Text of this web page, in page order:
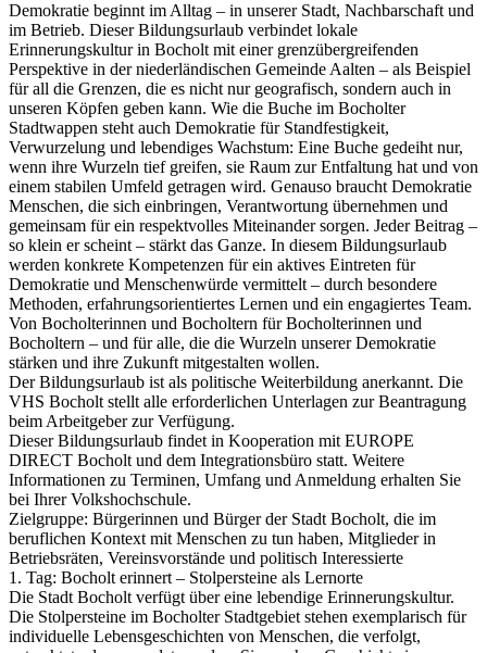
Demokratie beginnt im Alltag – in unserer Stadt, Nachbarschaft und
im Betrieb. Dieser Bildungsurlaub verbindet lokale
Erinnerungskultur in Bocholt mit einer grenzübergreifenden
Perspektive in der niederländischen Gemeinde Aalten – als Beispiel
für all die Grenzen, die es nicht nur geografisch, sondern auch in
unseren Köpfen geben kann. Wie die Buche im Bocholter
Stadtwappen steht auch Demokratie für Standfestigkeit,
Verwurzelung und lebendiges Wachstum: Eine Buche gedeiht nur,
wenn ihre Wurzeln tief greifen, sie Raum zur Entfaltung hat und von
einem stabilen Umfeld getragen wird. Genauso braucht Demokratie
Menschen, die sich einbringen, Verantwortung übernehmen und
gemeinsam für ein respektvolles Miteinander sorgen. Jeder Beitrag –
so klein er scheint – stärkt das Ganze. In diesem Bildungsurlaub
werden konkrete Kompetenzen für ein aktives Eintreten für
Demokratie und Menschenwürde vermittelt – durch besondere
Methoden, erfahrungsorientiertes Lernen und ein engagiertes Team.
Von Bocholterinnen und Bocholtern für Bocholterinnen und
Bocholtern – und für alle, die die Wurzeln unserer Demokratie
stärken und ihre Zukunft mitgestalten wollen.
Der Bildungsurlaub ist als politische Weiterbildung anerkannt. Die
VHS Bocholt stellt alle erforderlichen Unterlagen zur Beantragung
beim Arbeitgeber zur Verfügung.
Dieser Bildungsurlaub findet in Kooperation mit EUROPE
DIRECT Bocholt und dem Integrationsbüro statt. Weitere
Informationen zu Terminen, Umfang und Anmeldung erhalten Sie
bei Ihrer Volkshochschule.
Zielgruppe: Bürgerinnen und Bürger der Stadt Bocholt, die im
beruflichen Kontext mit Menschen zu tun haben, Mitglieder in
Betriebsräten, Vereinsvorstände und politisch Interessierte
1. Tag: Bocholt erinnert – Stolpersteine als Lernorte
Die Stadt Bocholt verfügt über eine lebendige Erinnerungskultur.
Die Stolpersteine im Bocholter Stadtgebiet stehen exemplarisch für
individuelle Lebensgeschichten von Menschen, die verfolgt,